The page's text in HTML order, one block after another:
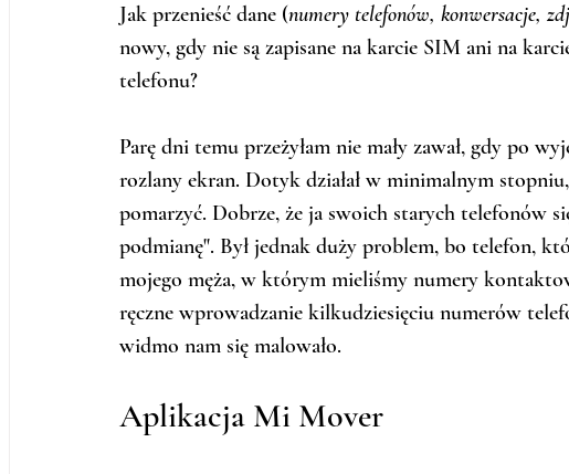
Jak przenieść dane (numery telefonów, konwersacje,
nowy, gdy nie są zapisane na karcie SIM ani na
telefonu?
Parę dni temu przeżyłam nie mały zawał, gdy po
rozlany ekran. Dotyk działał w minimalnym
pomarzyć. Dobrze, że ja swoich starych telefonów
podmianę". Był jednak duży problem, bo telefon,
mojego męża, w którym mieliśmy numery
ręczne wprowadzanie kilkudziesięciu numerów
widmo nam się malowało.
Aplikacja Mi Mover